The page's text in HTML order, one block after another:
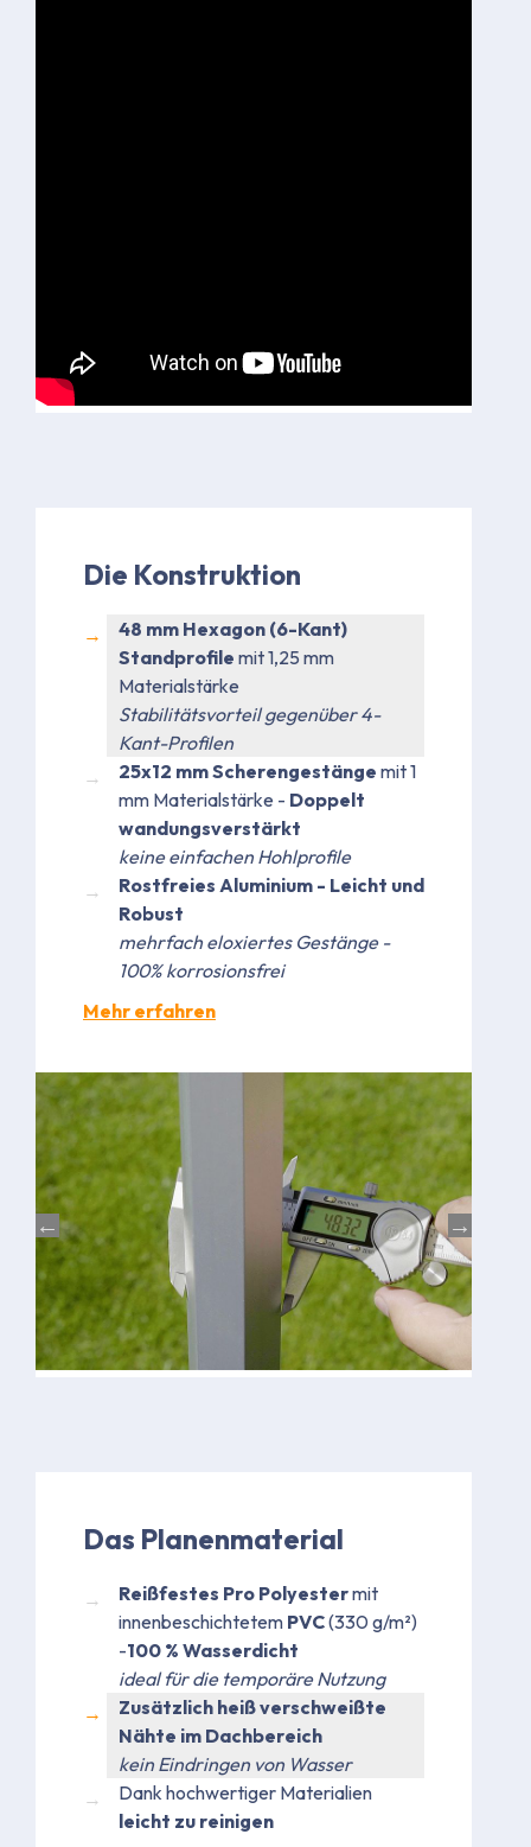
Die Konstruktion
48 mm Hexagon (6-Kant)
Standprofile mit 1,25 mm
Materialstärke
Stabilitätsvorteil gegenüber 4-
Kant-Profilen
25x12 mm Scherengestänge mit 1
mm Materialstärke - Doppelt
wandungsverstärkt
keine einfachen Hohlprofile
Rostfreies Aluminium - Leicht und
Robust
mehrfach eloxiertes Gestänge -
100% korrosionsfrei
Mehr erfahren
Das Planenmaterial
Reißfestes Pro Polyestermit
innenbeschichtetem PVC(330 g/m²)
-100 % Wasserdicht
ideal für die temporäre Nutzung
Zusätzlich heiß verschweißte
Nähte im Dachbereich
kein Eindringen von Wasser
Dank hochwertiger Materialien
leicht zu reinigen